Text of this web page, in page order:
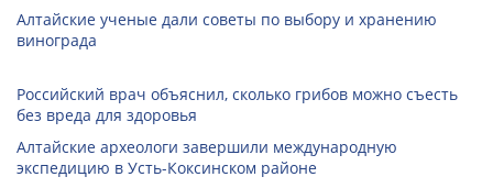
Алтайские ученые дали советы по выбору и хранению
винограда
Российский врач объяснил, сколько грибов можно съесть
без вреда для здоровья
Алтайские археологи завершили международную
экспедицию в Усть-Коксинском районе